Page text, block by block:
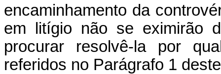
encaminhamento da
em litígio não se eximirão
procurar resolvê-la por
referidos no Parágrafo 1